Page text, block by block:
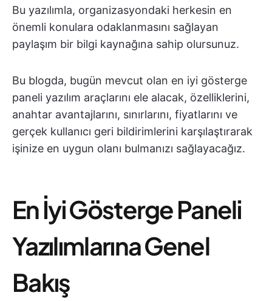
Bu yazılımla, organizasyondaki herkesin en
önemli konulara odaklanmasını sağlayan
paylaşım bir bilgi kaynağına sahip olursunuz.
Bu blogda, bugün mevcut olan en iyi gösterge
paneli yazılım araçlarını ele alacak, özelliklerini,
anahtar avantajlarını, sınırlarını, fiyatlarını ve
gerçek kullanıcı geri bildirimlerini karşılaştırarak
işinize en uygun olanı bulmanızı sağlayacağız.
En İyi Gösterge Paneli
Yazılımlarına Genel
Bakış